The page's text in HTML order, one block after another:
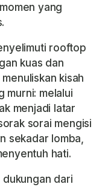
yang
rooftop
kuas dan
kisah
murni: melalui
menjadi latar
sorai mengisi
sekadar lomba,
hati.
dukungan dari